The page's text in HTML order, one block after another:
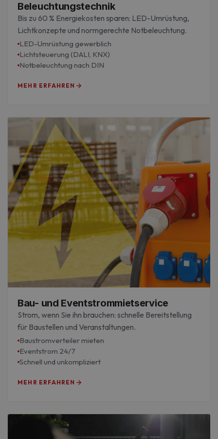
Beleuchtungstechnik
Bis zu 60 % Energiekosten sparen: LED-Umrüstung,
Lichtkonzepte und normgerechte Notbeleuchtung.
LED-Umrüstung gewerblich
Lichtsteuerung (DALI, KNX)
Notbeleuchtung nach DIN
MEHR ERFAHREN
Bau- und Eventstrommietservice
Strom, wenn Sie ihn brauchen: schnelle Bereitstellung
für Baustellen und Veranstaltungen.
Baustromverteiler mieten
Eventstrom 24/7
Schnell und unkompliziert
MEHR ERFAHREN